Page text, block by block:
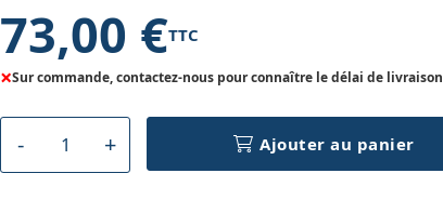
73,00 €TTC
×Sur commande, contactez-nous pour connaître le délai de livraison
Ajouter au panier